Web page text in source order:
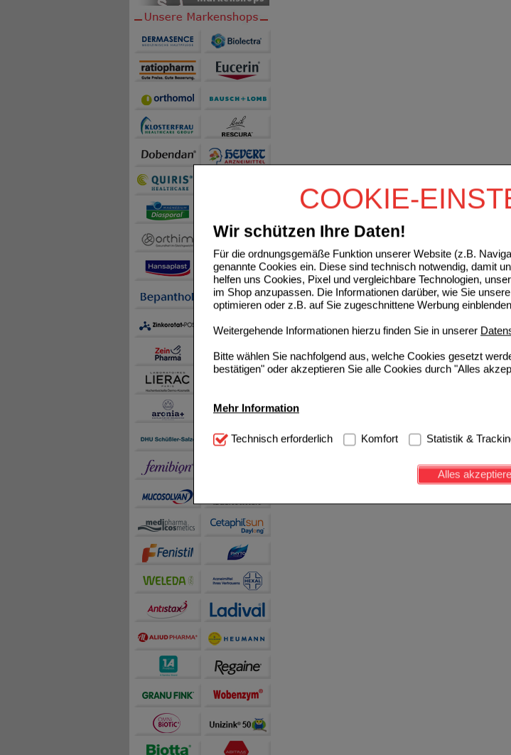
COOKIE-
Wir schützen Ihre Daten!
Für die ordnungsgemäße Funktion unserer Website (z.B.
genannte Cookies ein. Diese sind technisch notwendig, damit
helfen uns Cookies, Pixel und vergleichbare Technologien,
im Shop anzupassen. Die Informationen darüber, wie Sie
optimieren oder z.B. auf Sie zugeschnittene Werbung
Weitergehende Informationen hierzu finden Sie in unserer
Bitte wählen Sie nachfolgend aus, welche Cookies gesetzt
bestätigen" oder akzeptieren Sie alle Cookies durch "Alles
Mehr Information
Technisch Notwendig: Hierbei handelt es sich um Cookies,
notwendig sind (z.B. Navigation, Warenkorb, Kundenkonto),
Diese Cookies werden genutzt um das
beispielsweise für die Wiedererkennung des Besuchers oder
Statistik & Tracking:
sammeln, mit deren Hilfe wir unsere Website weiter für Sie
auch die Werbung auf Drittseiten möglichst relevant für Sie zu
teilweise an Dritte wie z.B. Google oder soziale Medien
Technisch erforderlich Komfort Statistik &
Alles